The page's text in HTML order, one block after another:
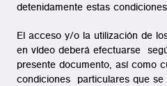
detenidamente estas
El acceso y/o la utilización de
en vídeo deberá efectuarse
presente documento, así como
condiciones particulares que se